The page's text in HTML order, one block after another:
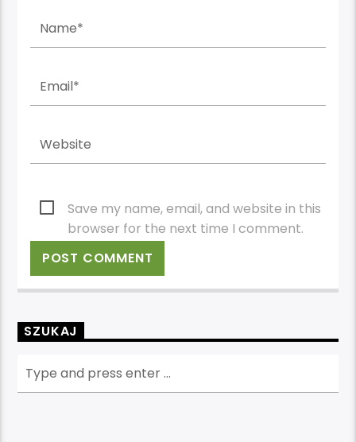
Save my name, email, and website in this
browser for the next time I comment.
SZUKAJ